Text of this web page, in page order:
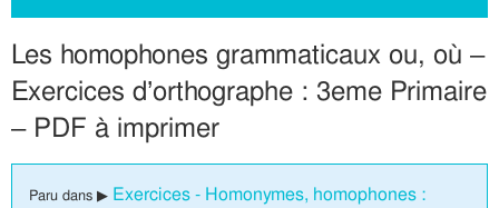
Les homophones grammaticaux ou, où –
Exercices d’orthographe : 3eme Primaire
– PDF à imprimer
Paru dans ▶ Exercices - Homonymes, homophones :